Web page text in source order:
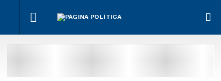
Para Bahl, la
ley “despoja
al Estado de
herramientas”
para la
empresarios
miden el
empleo
público y
privado
Fondos de
Anses:
otra
mentira
“histórica”
de
defendió
en el
recinto
Ley